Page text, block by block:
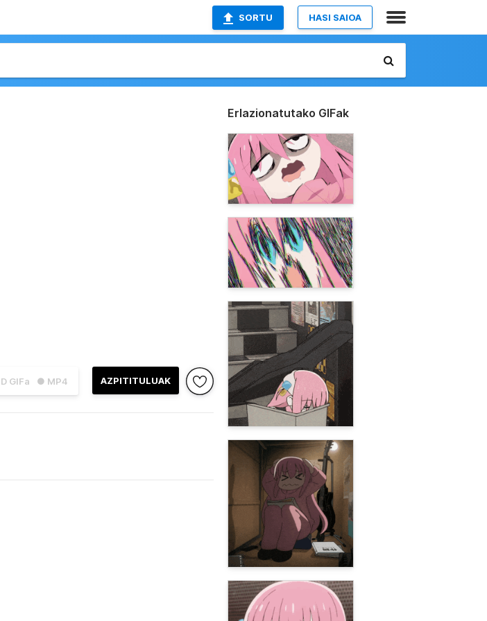
SORTU HASI SAIOA
GIFa ● MP4 AZPITITULUAK
Erlazionatutako GIFak